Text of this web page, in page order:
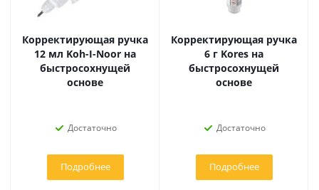
Корректирующая ручка
12 мл Koh-I-Noor на
быстросохнущей
основе
Достаточно
Подробнее
Корректирующая ручка
6 г Kores на
быстросохнущей
основе
Достаточно
Подробнее